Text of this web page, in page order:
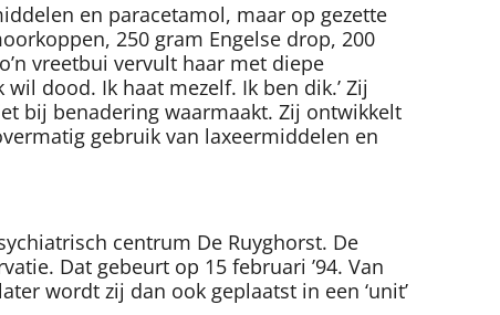
en paracetamol, maar op gezette
250 gram Engelse drop, 200
vreetbui vervult haar met diepe
dood. Ik haat mezelf. Ik ben dik.’ Zij
bij benadering waarmaakt. Zij ontwikkelt
gebruik van laxeermiddelen en
centrum De Ruyghorst. De
Dat gebeurt op 15 februari ’94. Van
wordt zij dan ook geplaatst in een ‘unit’